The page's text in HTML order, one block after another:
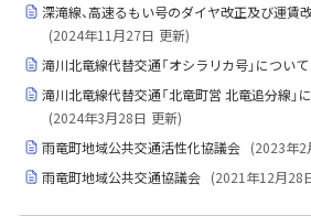
深滝線、高速るもい号のダイヤ改正及び運賃
(2024年11月27日 更新)
滝川北竜線代替交通「オシラリカ号」について
滝川北竜線代替交通「北竜町営 北竜追分線」
(2024年3月28日 更新)
雨竜町地域公共交通活性化協議会 (2023年2
雨竜町地域公共交通協議会 (2021年12月28